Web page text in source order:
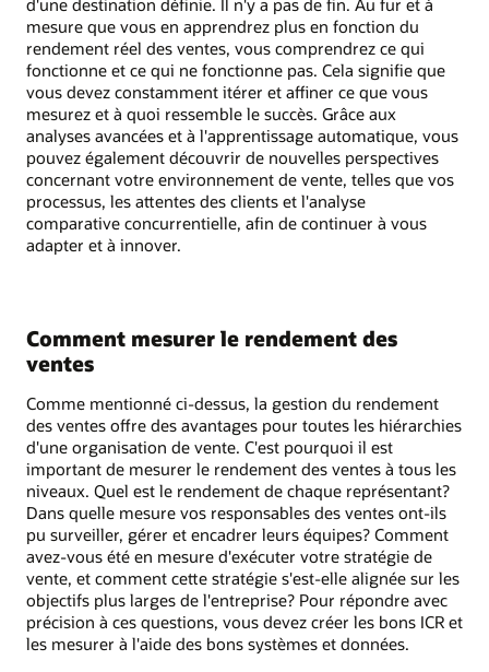
d'une destination définie. Il n'y a pas de fin. Au fur et à
mesure que vous en apprendrez plus en fonction du
rendement réel des ventes, vous comprendrez ce qui
fonctionne et ce qui ne fonctionne pas. Cela signifie que
vous devez constamment itérer et affiner ce que vous
mesurez et à quoi ressemble le succès. Grâce aux
analyses avancées et à l'apprentissage automatique, vous
pouvez également découvrir de nouvelles perspectives
concernant votre environnement de vente, telles que vos
processus, les attentes des clients et l'analyse
comparative concurrentielle, afin de continuer à vous
adapter et à innover.
Comment mesurer le rendement des
ventes
Comme mentionné ci-dessus, la gestion du rendement
des ventes offre des avantages pour toutes les hiérarchies
d'une organisation de vente. C'est pourquoi il est
important de mesurer le rendement des ventes à tous les
niveaux. Quel est le rendement de chaque représentant?
Dans quelle mesure vos responsables des ventes ont-ils
pu surveiller, gérer et encadrer leurs équipes? Comment
avez-vous été en mesure d'exécuter votre stratégie de
vente, et comment cette stratégie s'est-elle alignée sur les
objectifs plus larges de l'entreprise? Pour répondre avec
précision à ces questions, vous devez créer les bons ICR et
les mesurer à l'aide des bons systèmes et données.